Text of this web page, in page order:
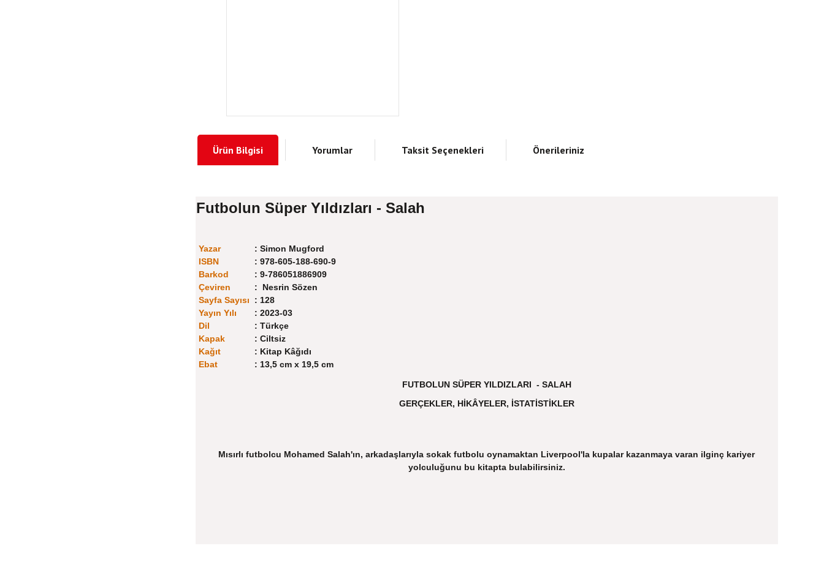
Ürün Bilgisi Yorumlar Taksit Seçenekleri Önerileriniz
Futbolun Süper Yıldızları - Salah
Yazar : Simon Mugford
ISBN
: 978-605-188-690-9
Barkod
: 9-786051886909
Çeviren
: Nesrin Sözen
Sayfa Sayısı
: 128
Yayın Yılı
: 2023-03
Dil
: Türkçe
Kapak
: Ciltsiz
Kağıt
: Kitap Kâğıdı
Ebat
: 13,5 cm x 19,5 cm
FUTBOLUN SÜPER YILDIZLARI - SALAH
GERÇEKLER, HİKÂYELER, İSTATİSTİKLER
Mısırlı futbolcu Mohamed Salah'ın, arkadaşlarıyla sokak futbolu oynamaktan Liverpool'la kupalar kazanmaya varan ilginç kariyer
yolculuğunu bu kitapta bulabilirsiniz.